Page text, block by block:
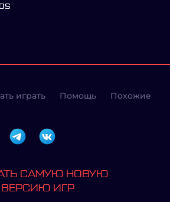
играть Помощь Похожие
САМУЮ НОВУЮ
ВЕРСИЮ ИГР